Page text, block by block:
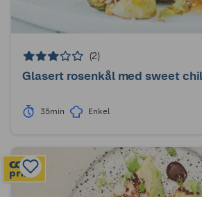
(2)
Glasert rosenkål med sweet
35min Enkel